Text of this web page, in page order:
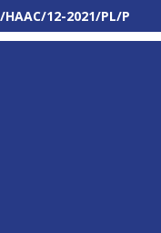
HAAC/12-2021/PL/P